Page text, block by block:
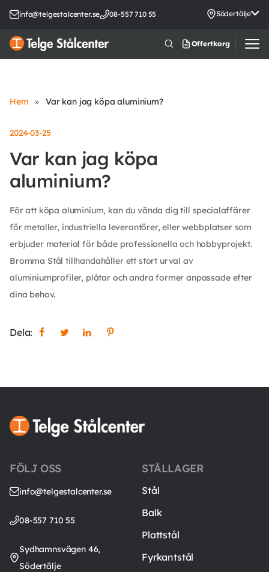
info@telgestalcenter.se 08-557 710 55 Södertälje
Offertkorg
Hem » Var kan jag köpa aluminium?
2024-03-25
Var kan jag köpa
aluminium?
För att köpa aluminium, kan du vända dig till specialaffärer
för metaller, industriella leverantörer, eller webbplatser som
erbjuder material för både professionella och hobbyprojekt.
Bromma Stål tillhandahåller ett stort urval av
aluminiumprofiler, plåtar och andra former anpassade efter
dina behov.
Dela:
FÖLJ OSS
info@telgestalcenter.se
08-557 710 55
Sydhamnsvägen 46,
Södertälje
STÅLLAGER
Stål
Balk
Plattstål
Fyrkantstål